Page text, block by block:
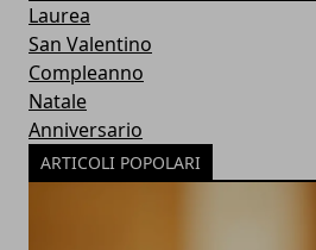
Laurea
San Valentino
Compleanno
Natale
Anniversario
ARTICOLI POPOLARI